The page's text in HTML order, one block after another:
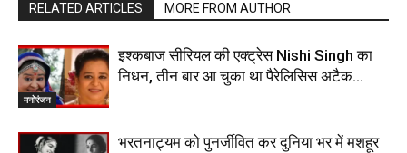
RELATED ARTICLES MORE FROM AUTHOR
मनोरंजन
इश्कबाज सीरियल की एक्ट्रेस Nishi Singh का
निधन, तीन बार आ चुका था पैरेलिसिस अटैक…
भरतनाट्यम को पुनर्जीवित कर दुनिया भर में मशहूर